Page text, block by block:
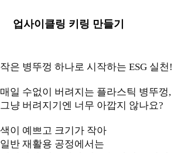
업사이클링 키링 만들기
작은 병뚜껑 하나로 시작하는 ESG 실천!
매일 수없이 버려지는 플라스틱 병뚜껑,
그냥 버려지기엔 너무 아깝지 않나요?
색이 예쁘고 크기가 작아
일반 재활용 공정에서는